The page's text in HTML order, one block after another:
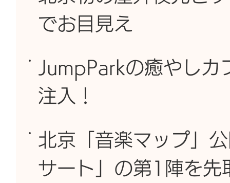
でお目見え
JumpParkの癒やしカ
注入！
北京「音楽マップ」
サート」の第1陣を先